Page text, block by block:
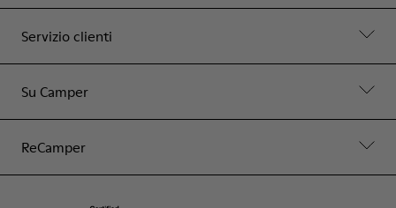
Servizio clienti
Su Camper
ReCamper